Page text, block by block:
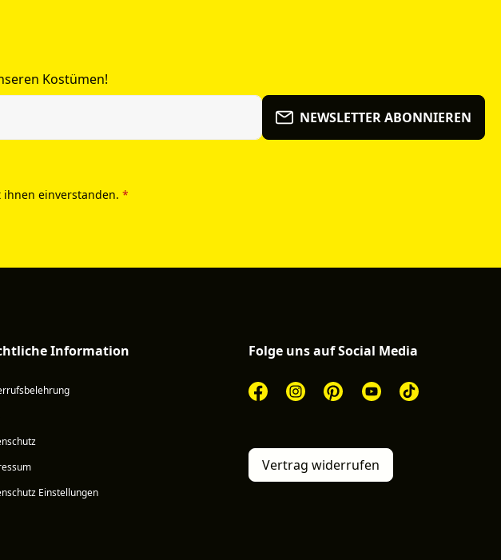
Kostümen!
NEWSLETTER ABONNIEREN
einverstanden. *
Information
Einstellungen
Folge uns auf Social Media
Vertrag widerrufen